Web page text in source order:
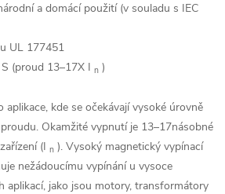
a domácí použití (v souladu s IEC
UL 177451
(proud 13–17X I n )
aplikace, kde se očekávají vysoké úrovně
Okamžité vypnutí je 13–17násobné
(I n ). Vysoký magnetický vypínací
nežádoucímu vypínání u vysoce
aplikací, jako jsou motory, transformátory